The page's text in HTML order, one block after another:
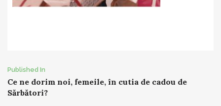
Post
navigation
Published In
Ce ne dorim noi, femeile, în cutia de cadou de
Sărbători?